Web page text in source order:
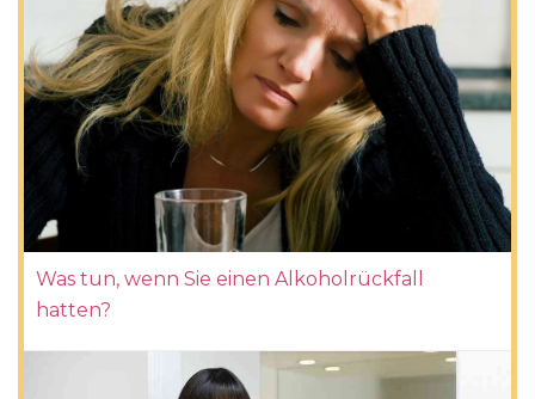
Was tun, wenn Sie einen Alkoholrückfall
hatten?